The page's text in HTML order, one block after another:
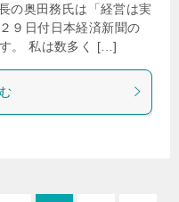
の奥田務氏は「経営は実
９日付日本経済新聞の
す。 私は数多く […]